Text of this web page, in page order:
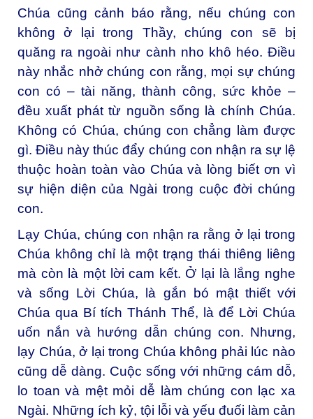
Chúa cũng cảnh báo rằng, nếu chúng con
không ở lại trong Thầy, chúng con sẽ bị
quăng ra ngoài như cành nho khô héo. Điều
này nhắc nhở chúng con rằng, mọi sự chúng
con có – tài năng, thành công, sức khỏe –
đều xuất phát từ nguồn sống là chính Chúa.
Không có Chúa, chúng con chẳng làm được
gì. Điều này thúc đẩy chúng con nhận ra sự lệ
thuộc hoàn toàn vào Chúa và lòng biết ơn vì
sự hiện diện của Ngài trong cuộc đời chúng
con.
Lạy Chúa, chúng con nhận ra rằng ở lại trong
Chúa không chỉ là một trạng thái thiêng liêng
mà còn là một lời cam kết. Ở lại là lắng nghe
và sống Lời Chúa, là gắn bó mật thiết với
Chúa qua Bí tích Thánh Thể, là để Lời Chúa
uốn nắn và hướng dẫn chúng con. Nhưng,
lạy Chúa, ở lại trong Chúa không phải lúc nào
cũng dễ dàng. Cuộc sống với những cám dỗ,
lo toan và mệt mỏi dễ làm chúng con lạc xa
Ngài. Những ích kỷ, tội lỗi và yếu đuối làm cản